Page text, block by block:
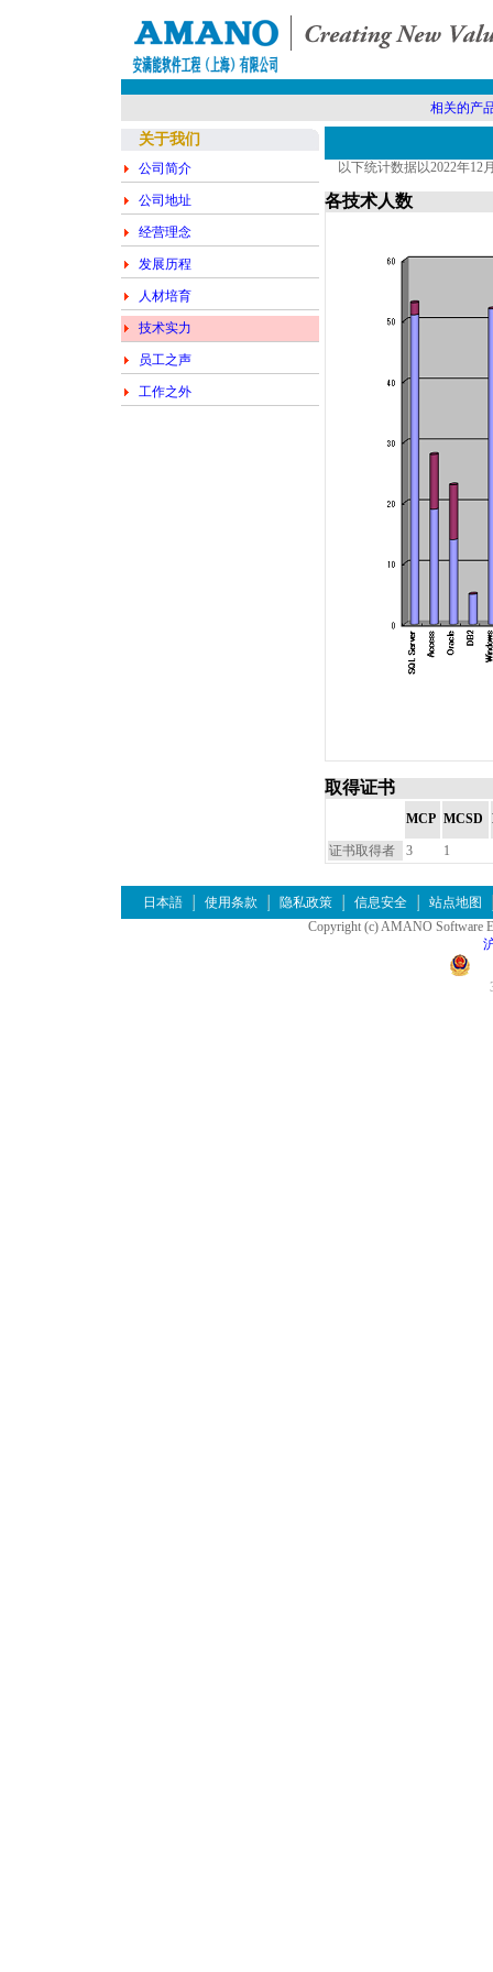
相关的产
关于我们
公司简介
公司地址
经营理念
发展历程
人材培育
技术实力
员工之声
工作之外
以下统计数据以2022年12
各技术人数
取得证书
MCP MCSD
证书取得者 3 1
日本語 使用条款 隐私政策 信息安全
站点地图
Copyright (c) AMANO Software